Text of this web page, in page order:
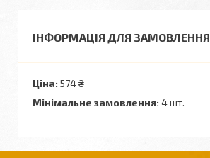
ІНФОРМАЦІЯ ДЛЯ ЗАМОВЛЕННЯ
Ціна: 574 ₴
Мінімальне замовлення: 4 шт.